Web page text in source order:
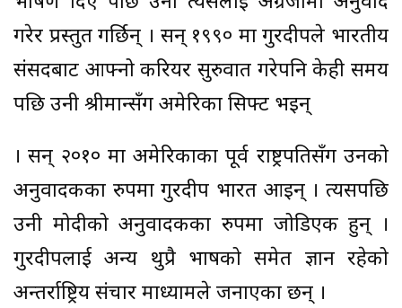
गरेर प्रस्तुत गर्छिन् । सन् १९९० मा गुरदीपले भारतीय
संसदबाट आफ्नो करियर सुरुवात गरेपनि केही समय
पछि उनी श्रीमान्सँग अमेरिका सिफ्ट भइन्
। सन् २०१० मा अमेरिकाका पूर्व राष्ट्रपतिसँग उनको
अनुवादकका रुपमा गुरदीप भारत आइन् । त्यसपछि
उनी मोदीको अनुवादकका रुपमा जोडिएकी हुन् ।
गुरदीपलाई अन्य थुप्रै भाषको समेत ज्ञान रहेको
अन्तर्राष्ट्रिय संचार माध्यामले जनाएका छन् ।